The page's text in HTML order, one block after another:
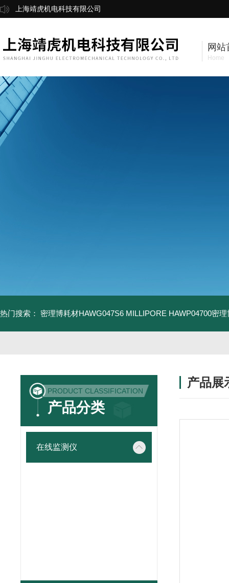
上海靖虎机电科技有限公司
网站
Home
热门搜索： 密理博耗材HAWG047S6 MILLIPORE HAWP04700密
PRODUCT CLASSIFICATION
产品分类
在线监测仪
产品展